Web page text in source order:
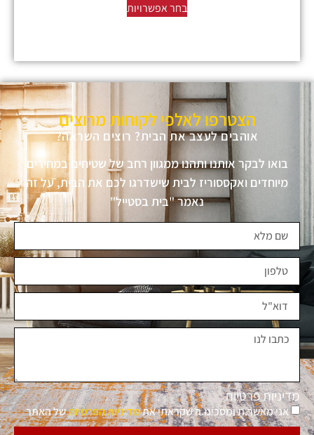
בחר אפשרויות
הצטרפו לאלפי לקוחות מרוצים
אוהבים לעצב את הבית? רוצים השראה?
בואו לבקר אותנו ותהנו ממגוון רחב של שטיחים במחירים
מיוחדים ואקססוריז לבית שישדרגו לכם את הבית, על זה
נאמר "בית בסטייל"
מדיניות פרטיות
אני מאשר.ת ומסכימ.ה שקראתי אתמדיניות הפרטיותשל האתר